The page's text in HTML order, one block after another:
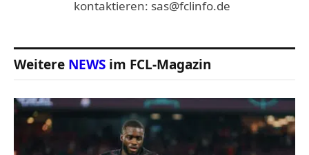
kontaktieren: sas@fclinfo.de
Weitere NEWS im FCL-Magazin